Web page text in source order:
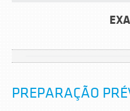
PREPARAÇÃO